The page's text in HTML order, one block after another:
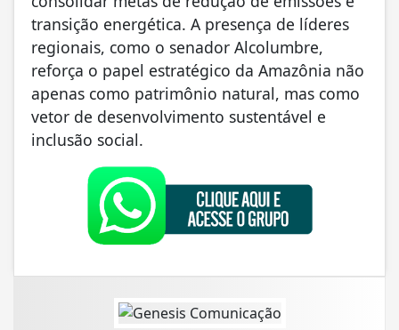
transição energética. A presença de líderes
regionais, como o senador Alcolumbre,
reforça o papel estratégico da Amazônia não
apenas como patrimônio natural, mas como
vetor de desenvolvimento sustentável e
inclusão social.